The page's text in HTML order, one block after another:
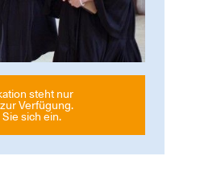
steht nur
Verfügung.
sich ein.